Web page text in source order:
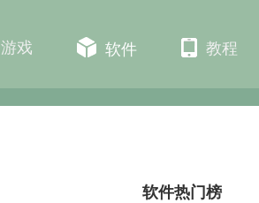
游戏 软件 教程
软件热门榜